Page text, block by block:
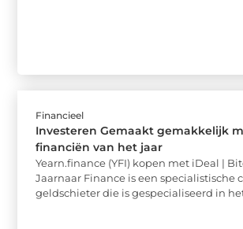
Financieel
Investeren Gemaakt gemakkelijk
financiën van het jaar
Yearn.finance (YFI) kopen met iDeal |
Jaarnaar Finance is een specialistische
geldschieter die is gespecialiseerd in